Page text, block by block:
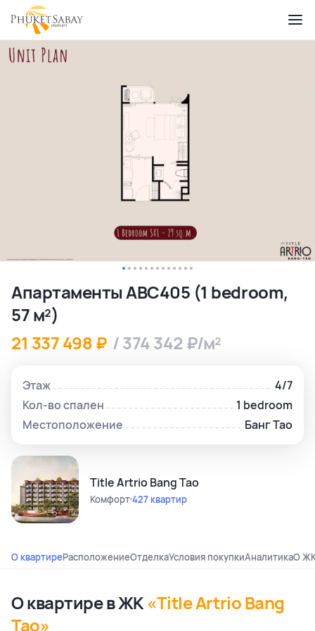
Апартаменты ABC405 (1 bedroom,
57 м²)
21 337 498 ₽ / 374 342 ₽/м²
Этаж
4/7
Кол-во спален
1 bedroom
Местоположение
Банг Тао
Title Artrio Bang Tao
Комфорт427 квартир
О квартиреРасположениеОтделкаУсловия покупкиАналитикаО
О квартире в ЖК «Title Artrio Bang
Tao»